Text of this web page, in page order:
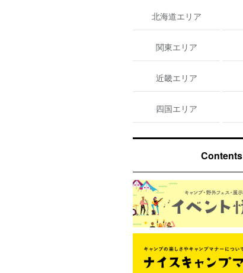
北海道エリア
関東エリア
近畿エリア
四国エリア
Contents